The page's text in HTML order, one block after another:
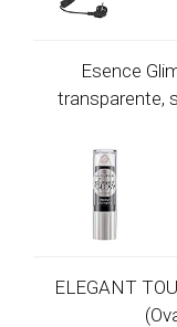
Esence
transparente,
ELEGANT